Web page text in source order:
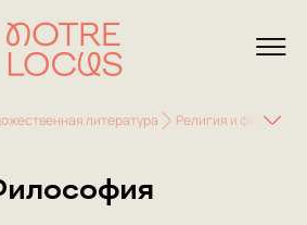
литература Религия и